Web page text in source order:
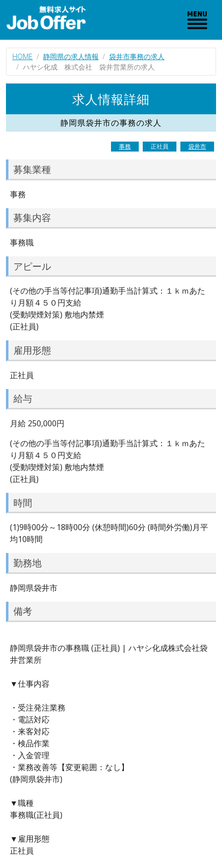
HOME 静岡県の求人情報
袋井市事務の求人
ハヤシ化成 株式会社 袋井営業所の求人
求人情報詳細
静岡県袋井市の事務の求人
事務 正社員 袋井市
募集業種
事務
募集内容
事務職
アピール
(その他の手当等付記事項)通勤手当計算式：１ｋｍあた
り月額４５０円支給
(受動喫煙対策) 敷地内禁煙
(正社員)
雇用形態
正社員
給与
月給 250,000円
(その他の手当等付記事項)通勤手当計算式：１ｋｍあた
り月額４５０円支給
(受動喫煙対策) 敷地内禁煙
(正社員)
時間
(1)9時00分～18時00分 (休憩時間)60分 (時間外労働)月平
均10時間
勤務地
静岡県袋井市
備考
静岡県袋井市の事務職 (正社員) | ハヤシ化成株式会社袋
井営業所
▼仕事内容
・受注発注業務
・電話対応
・来客対応
・検品作業
・入金管理
・業務改善等【変更範囲：なし】
(静岡県袋井市)
▼職種
事務職(正社員)
▼雇用形態
正社員